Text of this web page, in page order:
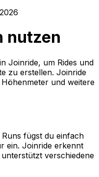
nutzen
Joinride, um Rides und
zu erstellen. Joinride
und weitere
Runs fügst du einfach
ein. Joinride erkennt
verschiedene